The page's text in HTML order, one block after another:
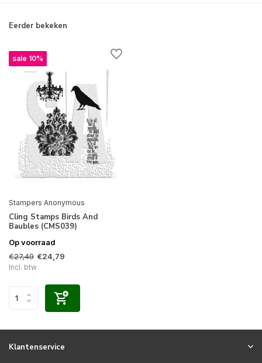
Eerder bekeken
sale 10%
Stampers Anonymous
Cling Stamps Birds And
Baubles (CMS039)
Op voorraad
€27,49 €24,79
Incl. btw
Klantenservice